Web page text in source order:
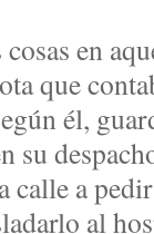
en
que
él,
su
calle a
al